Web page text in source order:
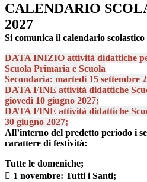
CALENDARIO
2027
Si comunica il calendario
DATA INIZIO attività didattiche
Scuola Primaria e Scuola
Secondaria: martedì 15 settembre
DATA FINE attività didattiche
giovedì 10 giugno 2027;
DATA FINE attività didattiche
30 giugno 2027;
All’interno del predetto periodo i
carattere di festività:
Tutte le domeniche;
 1 novembre: Tutti i Santi;